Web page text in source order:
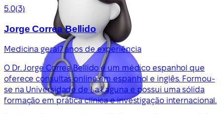
5.0(3)
Jorge Correa Bellido
Medicina geral7 anos de experiência
O Dr. Jorge Correa Bellido é um médico espanhol que
oferece consultas online em espanhol e inglês. Formou-
se na Universidade de La Laguna e possui uma sólida
formação em prática clínica e investigação internacional.